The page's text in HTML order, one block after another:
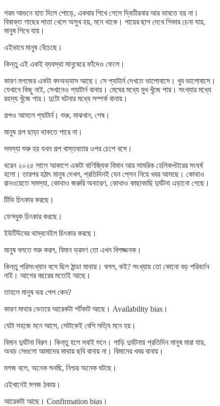
গরম আগুনে হাত দিলে পোড়ে, একবার শিখে গেলে দ্বিতীয়বার আর ভাবতে হয় না।
বিষাক্ত গাছের পাতা খেলে অসুখ হয়, মনে থাকে। পায়ের ছাপ দেখে শিকার চেনা যায়,
মানুষ শিখে যায়।
এইভাবে মানুষ বেঁচেছে।
কিন্তু এই একই ব্যবস্থা মানুষেরে ফাঁদেও ফেলে।
কারণ মগজের একটা বদঅভ্যাস আছে। সে প্যাটার্ন দেখতে ভালোবাসে। খুব ভালোবাসে।
যেখানে কিছু নাই, সেখানেও প্যাটার্ন বানায়। মেঘের মধ্যে মুখ খুঁজে পায়। সংখ্যার মধ্যে
রহস্য খুঁজে পায়। দুটো ঘটনার মধ্যে সম্পর্ক বানায়।
গল্পও আসলে প্যাটার্ন। শুরু, মাঝখান, শেষ।
মানুষ গল্প ছাড়া থাকতে পারে না।
সমস্যা শুরু হয় যখন গল্প বাস্তবতার ওপর চেপে বসে।
ধরেন ২০২৫ সালে আকাশে একটা বাণিজ্যিক বিমান আর সামরিক হেলিকপ্টারের সংঘর্ষ
হলো। তারপর হঠাৎ মানুষ দেখল, প্রতিদিনই যেন প্লেন নিয়ে খবর আসছে। কোথাও
রানওয়েতে সমস্যা, কোথাও জরুরি অবতরণ, কোথাও কাছাকাছি দুর্ঘটনা এড়ানো গেছে।
টিভি চিৎকার করছে।
ফেসবুক চিৎকার করছে।
ইউটিউবের থাম্বনেইল চিৎকার করছে।
মানুষ বলতে শুরু করল, বিমান ভ্রমণ তো এখন বিপজ্জনক।
কিন্তু পরিসংখ্যান বসে ছিল ঠান্ডা মাথায়। বলল, কই? সংখ্যায় তো কোনো বড় পরিবর্তন
নাই। আগের বছরের মতোই আছে।
তাহলে মানুষ ভয় পেল কেন?
কারণ মাথার ভেতরে আরেকটা শর্টকাট আছে। Availability bias।
যেটা সহজে মনে আসে, সেটাকেই বেশি সত্যি মনে হয়।
বিমান দুর্ঘটনা বিরল। কিন্তু হলে সবাই শুনে। গাড়ি দুর্ঘটনায় প্রতিদিন মানুষ মারা যায়,
অথচ সেগুলো আমাদের মাথায় ছবি বানায় না। বিমানের খবর বানায়।
মগজ বলে, অনেক শুনছি, নিশ্চয় অনেক ঘটছে।
এইখানেই মগজ ঠকায়।
আরেকটা আছে। Confirmation bias।